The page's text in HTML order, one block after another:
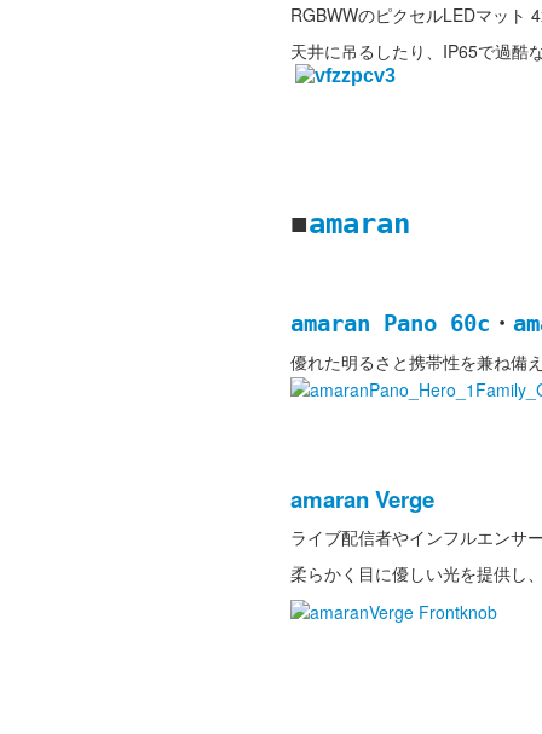
RGBWWのピクセルLEDマット
天井に吊るしたり、IP65で過酷
■amaran
amaran Pano 60c ・
優れた明るさと携帯性を兼ね備
amaran Verge
ライブ配信者やインフルエンサ
柔らかく目に優しい光を提供し